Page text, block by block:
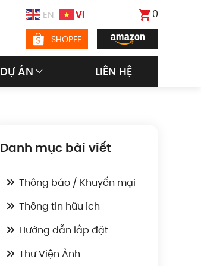
EN VI 0
SHOPEE
DỰ ÁN LIÊN HỆ
Danh mục bài viết
Thông báo / Khuyến mại
Thông tin hữu ích
Hướng dẫn lắp đặt
Thư Viện Ảnh